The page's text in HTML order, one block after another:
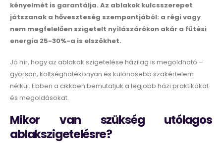
kényelmét is garantálja. Az ablakok kulcsszerepet
játszanak a hőveszteség szempontjából: a régi vagy
nem megfelelően szigetelt nyílászárókon akár a fűtési
energia 25-30%-a is elszökhet.
Jó hír, hogy az ablakok szigetelése házilag is megoldható –
gyorsan, költséghatékonyan és különösebb szakértelem
nélkül. Ebben a cikkben bemutatjuk a legjobb házi praktikákat
és megoldásokat.
Mikor van szükség utólagos
ablakszigetelésre?